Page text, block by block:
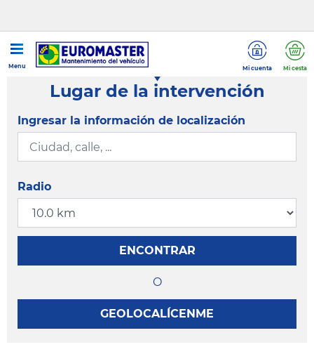
Menu Mi cuenta Mi cesta
Lugar de la intervención
Ingresar la información de localización
Radio
ENCONTRAR
O
GEOLOCALÍCENME